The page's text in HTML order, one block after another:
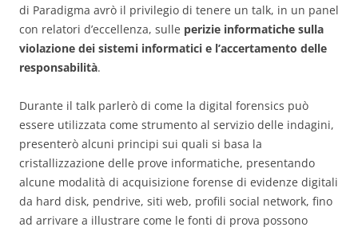
di Paradigma avrò il privilegio di tenere un talk, in un panel
con relatori d’eccellenza, sulle perizie informatiche sulla
violazione dei sistemi informatici e l’accertamento delle
responsabilità.
Durante il talk parlerò di come la digital forensics può
essere utilizzata come strumento al servizio delle indagini,
presenterò alcuni principi sui quali si basa la
cristallizzazione delle prove informatiche, presentando
alcune modalità di acquisizione forense di evidenze digitali
da hard disk, pendrive, siti web, profili social network, fino
ad arrivare a illustrare come le fonti di prova possono